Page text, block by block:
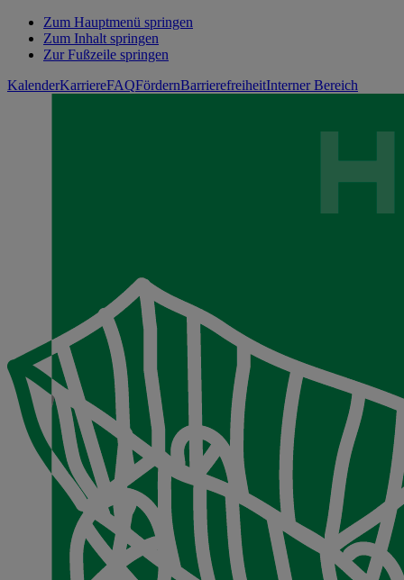
Zum Hauptmenü springen
Zum Inhalt springen
Zur Fußzeile springen
KalenderKarriereFAQFördernBarrierefreiheitInterner Bereich